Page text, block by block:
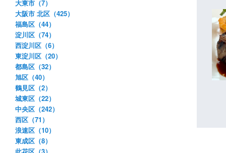
大東市（7）
大阪市 北区（425）
福島区（44）
淀川区（74）
西淀川区（6）
東淀川区（20）
都島区（32）
旭区（40）
鶴見区（2）
城東区（22）
中央区（242）
西区（71）
浪速区（10）
東成区（8）
此花区（3）